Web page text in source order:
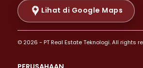
Properti Dijual di Kramat >
Properti Dijual di Pasar Baru >
Properti Dijual di Bendungan Hilir >
Properti Dijual di Jakarta Selatan
Lihat di Google Maps
© 2026 - PT Real Estate Teknologi. All rights